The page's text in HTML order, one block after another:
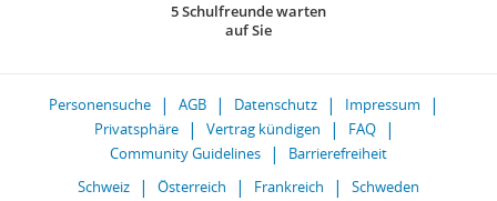
5 Schulfreunde warten
auf Sie
Personensuche AGB Datenschutz
Impressum
Privatsphäre
Vertrag kündigen
FAQ
Community Guidelines
Barrierefreiheit
Schweiz
Österreich Frankreich Schweden